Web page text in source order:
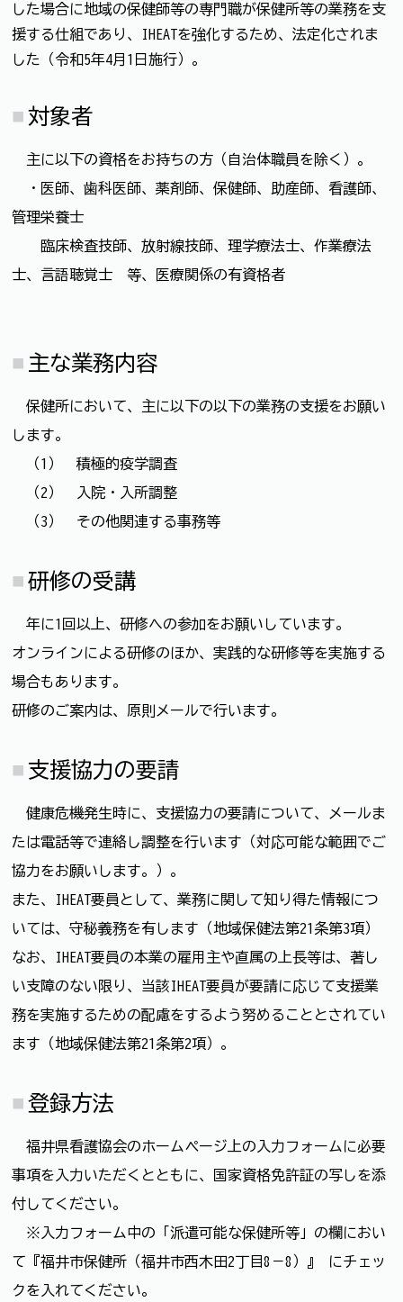
した場合に地域の保健師等の専門職が保健所等の業務を支
援する仕組であり、IHEATを強化するため、法定化されま
した（令和5年4月1日施行）。
対象者
主に以下の資格をお持ちの方（自治体職員を除く）。
・医師、歯科医師、薬剤師、保健師、助産師、看護師、
管理栄養士
臨床検査技師、放射線技師、理学療法士、作業療法
士、言語聴覚士 等、医療関係の有資格者
主な業務内容
保健所において、主に以下の以下の業務の支援をお願い
します。
（1） 積極的疫学調査
（2） 入院・入所調整
（3） その他関連する事務等
研修の受講
年に1回以上、研修への参加をお願いしています。
オンラインによる研修のほか、実践的な研修等を実施する
場合もあります。
研修のご案内は、原則メールで行います。
支援協力の要請
健康危機発生時に、支援協力の要請について、メールま
たは電話等で連絡し調整を行います（対応可能な範囲でご
協力をお願いします。）。
また、IHEAT要員として、業務に関して知り得た情報につ
いては、守秘義務を有します（地域保健法第21条第3項）
なお、IHEAT要員の本業の雇用主や直属の上長等は、著し
い支障のない限り、当該IHEAT要員が要請に応じて支援業
務を実施するための配慮をするよう努めることとされてい
ます（地域保健法第21条第2項）。
登録方法
福井県看護協会のホームページ上の入力フォームに必要
事項を入力いただくとともに、国家資格免許証の写しを添
付してください。
※入力フォーム中の「派遣可能な保健所等」の欄におい
て『福井市保健所（福井市西木田2丁目8－8）』 にチェッ
クを入れてください。